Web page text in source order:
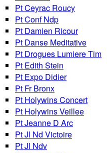
Pt Ceyrac Roucy
Pt Conf Ndp
Pt Damien Ricour
Pt Danse Meditative
Pt Drogues Lumiere Tim
Pt Edith Stein
Pt Expo Didier
Pt Fr Bronx
Pt Holywins Concert
Pt Holywins Veillee
Pt Jeanne D Arc
Pt Jl Nd Victoire
Pt Jl Ndv